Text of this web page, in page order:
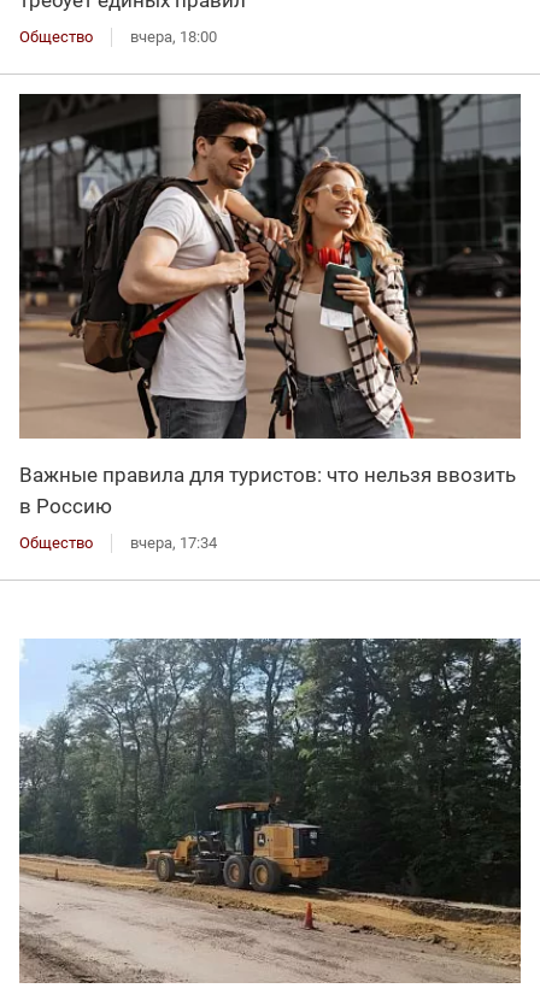
Общество вчера, 18:00
Важные правила для туристов: что нельзя ввозить
в Россию
Общество вчера, 17:34